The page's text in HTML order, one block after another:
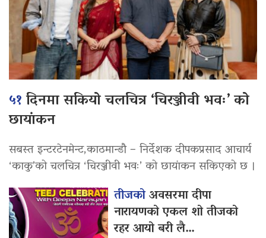
५१दिनमा सकियो चलचित्र ‘चिरञ्जीवी भवः’ को
छायांकन
सबस्त इन्टरटेनमेन्ट,काठमान्डौ – निर्देशक दीपकप्रसाद आचार्य
‘काकु’को चलचित्र ‘चिरञ्जीवी भवः’ को छायांकन सकिएको छ ।
तीजकोअवसरमा दीपा
नारायणको एकल शो तीजको
रहर आयो बरी लै…